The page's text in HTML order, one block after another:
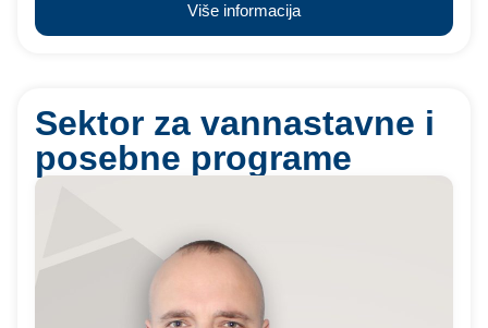
Više informacija
Sektor za vannastavne i
posebne programe